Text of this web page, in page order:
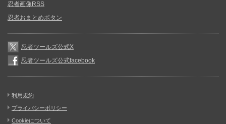
忍者画像RSS
忍者おまとめボタン
忍者ツールズ公式X
忍者ツールズ公式facebook
利用規約
プライバシーポリシー
Cookieについて